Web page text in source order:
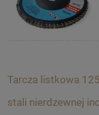
Tarcza listkowa
stali nierdzewnej